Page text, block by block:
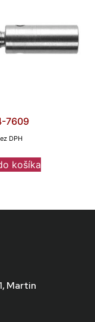
7609
DPH
košíka
Martin